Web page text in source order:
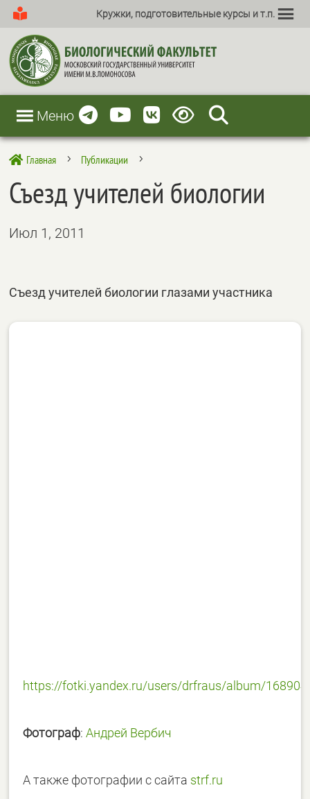
Кружки, подготовительные курсы и т.п.
Меню
 Главная 5 Публикации 5
Съезд учителей биологии
Июл 1, 2011
Съезд учителей биологии глазами участника
https://fotki.yandex.ru/users/drfraus/album/
Фотограф:Андрей Вербич
А также фотографии с сайта strf.ru